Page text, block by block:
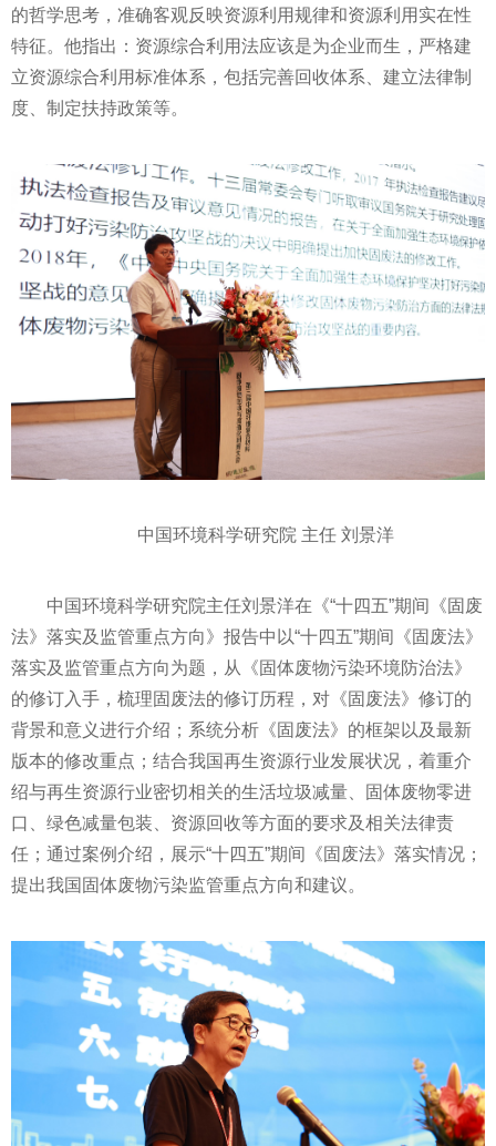
的哲学思考，准确客观反映资源利用规律和资源利用实在性
特征。他指出：资源综合利用法应该是为企业而生，严格建
立资源综合利用标准体系，包括完善回收体系、建立法律制
度、制定扶持政策等。
中国环境科学研究院 主任 刘景洋
中国环境科学研究院主任刘景洋在《“十四五”期间《固废
法》 落实及监管重点方向》报告中以“十四五”期间《固废法》
落实及监管重点方向为题，从《固体废物污染环境防治法》
的修订入手，梳理固废法的修订历程，对《固废法》修订的
背景和意义进行介绍；系统分析《固废法》的框架以及最新
版本的修改重点；结合我国再生资源行业发展状况，着重介
绍与再生资源行业密切相关的生活垃圾减量、固体废物零进
口、绿色减量包装、资源回收等方面的要求及相关法律责
任；通过案例介绍，展示“十四五”期间《固废法》 落实情况；
提出我国固体废物污染监管重点方向和建议。